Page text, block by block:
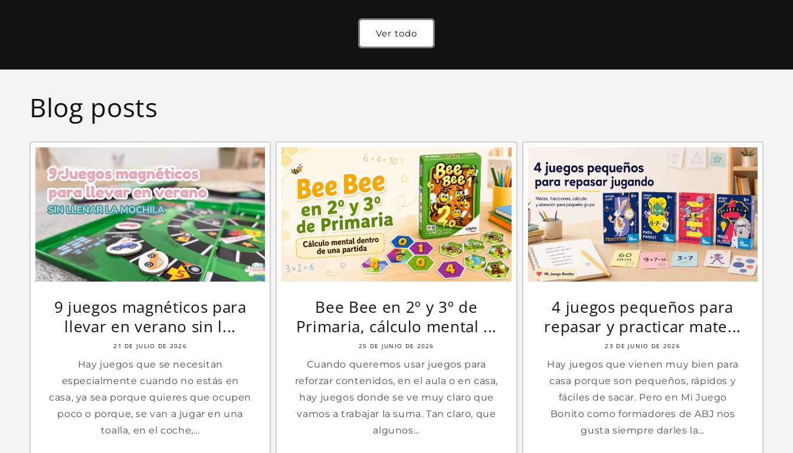
Ver todo
Blog posts
9 juegos magnéticos para
llevar en verano sin l...
21 DE JULIO DE 2026
Hay juegos que se necesitan
especialmente cuando no estás en
casa, ya sea porque quieres que ocupen
poco o porque, se van a jugar en una
toalla, en el coche,...
Bee Bee en 2º y 3º de
Primaria, cálculo mental ...
25 DE JUNIO DE 2026
Cuando queremos usar juegos para
reforzar contenidos, en el aula o en casa,
hay juegos donde se ve muy claro que
vamos a trabajar la suma. Tan claro, que
algunos...
4 juegos pequeños para
repasar y practicar mate...
23 DE JUNIO DE 2026
Hay juegos que vienen muy bien para
casa porque son pequeños, rápidos y
fáciles de sacar. Pero en Mi Juego
Bonito como formadores de ABJ nos
gusta siempre darles la...